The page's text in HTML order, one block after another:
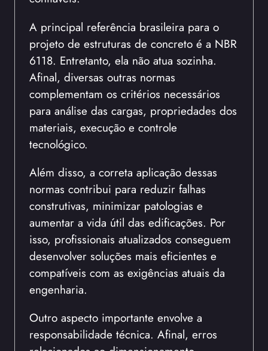
A principal referência brasileira para o
projeto de estruturas de concreto é a NBR
6118. Entretanto, ela não atua sozinha.
Afinal, diversas outras normas
complementam os critérios necessários
para análise das cargas, propriedades dos
materiais, execução e controle
tecnológico.
Além disso, a correta aplicação dessas
normas contribui para reduzir falhas
construtivas, minimizar patologias e
aumentar a vida útil das edificações. Por
isso, profissionais atualizados conseguem
desenvolver soluções mais eficientes e
compatíveis com as exigências atuais da
engenharia.
Outro aspecto importante envolve a
responsabilidade técnica. Afinal, erros